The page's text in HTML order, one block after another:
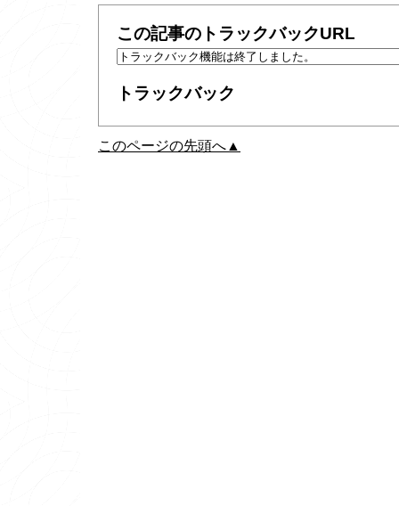
この記事のトラックバックURL
トラックバック
このページの先頭へ▲